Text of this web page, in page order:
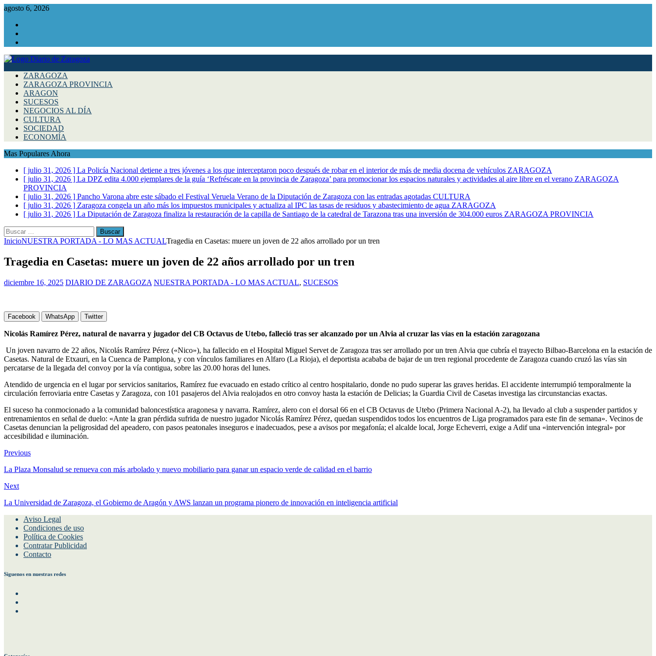
agosto 6, 2026
ZARAGOZA
ZARAGOZA PROVINCIA
ARAGON
SUCESOS
NEGOCIOS AL DÍA
CULTURA
SOCIEDAD
ECONOMÍA
Mas Populares Ahora
[ julio 31, 2026 ] La Policía Nacional detiene a tres jóvenes a los que interceptaron poco después de robar en el interior de más de media docena de vehículos ZARAGOZA
[ julio 31, 2026 ] La DPZ edita 4.000 ejemplares de la guía ‘Refréscate en la provincia de Zaragoza’ para promocionar los espacios naturales y actividades al aire libre en el verano ZARAGOZA
PROVINCIA
[ julio 31, 2026 ] Pancho Varona abre este sábado el Festival Veruela Verano de la Diputación de Zaragoza con las entradas agotadas CULTURA
[ julio 31, 2026 ] Zaragoza congela un año más los impuestos municipales y actualiza al IPC las tasas de residuos y abastecimiento de agua ZARAGOZA
[ julio 31, 2026 ] La Diputación de Zaragoza finaliza la restauración de la capilla de Santiago de la catedral de Tarazona tras una inversión de 304.000 euros ZARAGOZA PROVINCIA
Buscar:
InicioNUESTRA PORTADA - LO MAS ACTUALTragedia en Casetas: muere un joven de 22 años arrollado por un tren
Tragedia en Casetas: muere un joven de 22 años arrollado por un tren
diciembre 16, 2025 DIARIO DE ZARAGOZA NUESTRA PORTADA - LO MAS ACTUAL, SUCESOS
Facebook WhatsApp Twitter
Nicolás Ramírez Pérez, natural de navarra y jugador del CB Octavus de Utebo, falleció tras ser alcanzado por un Alvia al cruzar las vías en la estación zaragozana
Un joven navarro de 22 años, Nicolás Ramírez Pérez («Nico»), ha fallecido en el Hospital Miguel Servet de Zaragoza tras ser arrollado por un tren Alvia que cubría el trayecto Bilbao-Barcelona en la estación de
Casetas. Natural de Etxauri, en la Cuenca de Pamplona, y con vínculos familiares en Alfaro (La Rioja), el deportista acababa de bajar de un tren regional procedente de Zaragoza cuando cruzó las vías sin
percatarse de la llegada del convoy por la vía contigua, sobre las 20.00 horas del lunes.
Atendido de urgencia en el lugar por servicios sanitarios, Ramírez fue evacuado en estado crítico al centro hospitalario, donde no pudo superar las graves heridas. El accidente interrumpió temporalmente la
circulación ferroviaria entre Casetas y Zaragoza, con 101 pasajeros del Alvia realojados en otro convoy hasta la estación de Delicias; la Guardia Civil de Casetas investiga las circunstancias exactas.
El suceso ha conmocionado a la comunidad baloncestística aragonesa y navarra. Ramírez, alero con el dorsal 66 en el CB Octavus de Utebo (Primera Nacional A-2), ha llevado al club a suspender partidos y
entrenamientos en señal de duelo: «Ante la gran pérdida sufrida de nuestro jugador Nicolás Ramírez Pérez, quedan suspendidos todos los encuentros de Liga programados para este fin de semana». Vecinos de
Casetas denuncian la peligrosidad del apeadero, con pasos peatonales inseguros e inadecuados, pese a avisos por megafonía; el alcalde local, Jorge Echeverri, exige a Adif una «intervención integral» por
accesibilidad e iluminación.
Previous
La Plaza Monsalud se renueva con más arbolado y nuevo mobiliario para ganar un espacio verde de calidad en el barrio
Next
La Universidad de Zaragoza, el Gobierno de Aragón y AWS lanzan un programa pionero de innovación en inteligencia artificial
Aviso Legal
Condiciones de uso
Política de Cookies
Contratar Publicidad
Contacto
Siguenos en nuestras redes